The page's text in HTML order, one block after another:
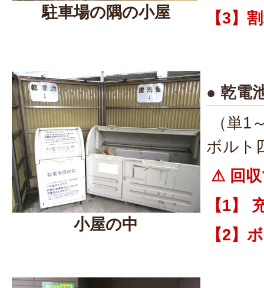
駐車場の隅の小屋
【3】
小屋の中
● 乾電
（単1
ボルト
⚠ 回
【1】
【2】